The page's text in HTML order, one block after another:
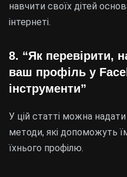
навчити своїх дітей
інтернеті.
8. “Як перевірити,
ваш профіль у
інструменти”
У цій статті можна
методи, які допоможуть
їхнього профілю.